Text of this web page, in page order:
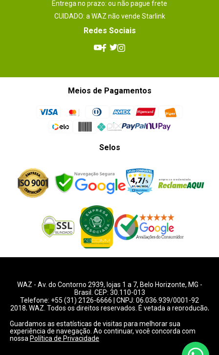
Entrega no prazo: ou não pague frete
CUIDADO: a WAZ não vende Starlink
Redes Sociais
Meios de Pagamentos
Selos
WAZ - Av. do Contorno 2939, lojas 1 a 7, Belo Horizonte, MG -
Brasil. CEP: 30.110-013
Telefone: +55 (31) 2126-6666 | CNPJ: 06.036.939/0001-92
2018, WAZ. Todos os direitos reservados. É vetada a reprodução,
Preços e condições de pagamentos válidos exclusivamente
para compras pelo website.
Guardamos as estatísticas de visitas para melhorar sua
experiência de navegação. Ao continuar, você concorda com
nossa Política de Privacidade